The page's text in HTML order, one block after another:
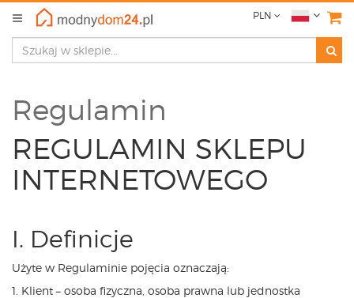
PLN
Regulamin
REGULAMIN SKLEPU
INTERNETOWEGO
I. Definicje
Użyte w Regulaminie pojęcia oznaczają:
1. Klient – osoba fizyczna, osoba prawna lub jednostka